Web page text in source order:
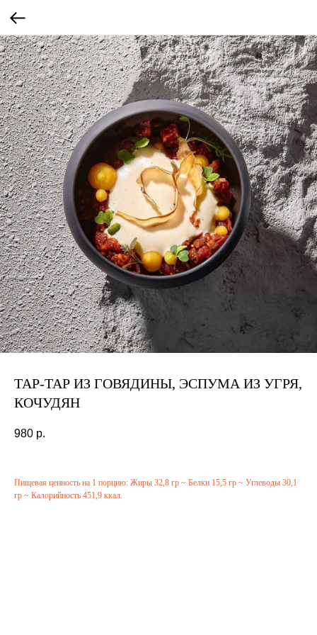
ТАР-ТАР ИЗ ГОВЯДИНЫ, ЭСПУМА ИЗ УГРЯ,
КОЧУДЯН
980 р.
Пищевая ценность на 1 порцию: Жиры 32,8 гр ~ Белки 15,5 гр ~ Углеводы 30,1
гр ~ Калорийность 451,9 ккал.